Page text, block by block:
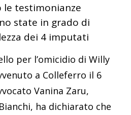
le testimonianze
state in grado di
dei 4 imputati
per l’omicidio di Willy
a Colleferro il 6
Vanina Zaru,
ha dichiarato che